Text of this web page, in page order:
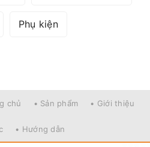
Phụ kiện
chủ • Sản phẩm • Giới thiệu
• Hướng dẫn